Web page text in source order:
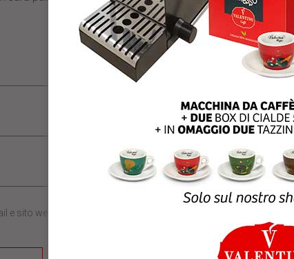
e sito web in questo browser per la prossima volta che commento.